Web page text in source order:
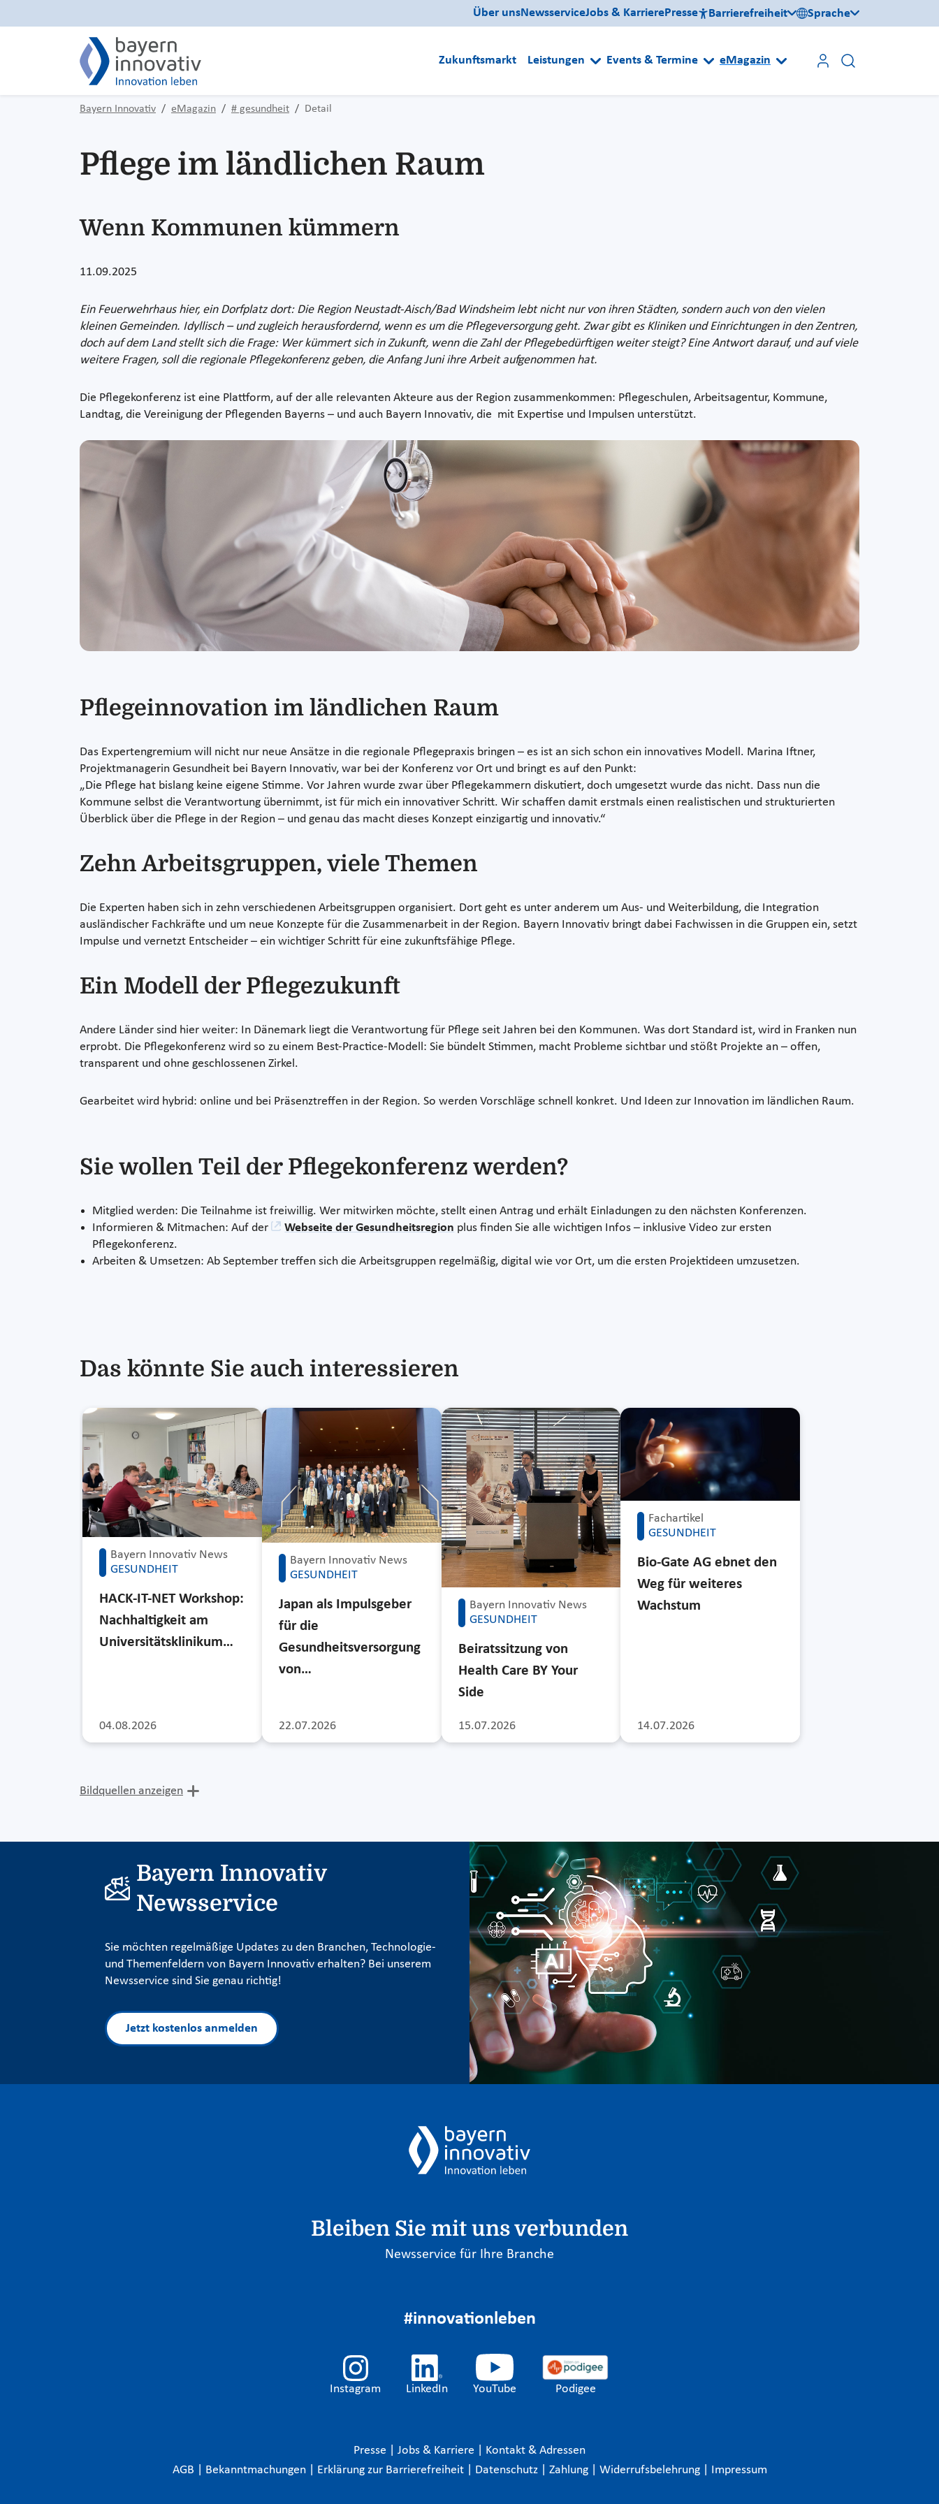
Über unsNewsserviceJobs & KarrierePresse Barrierefreiheit Sprache
Zukunftsmarkt Leistungen Events & Termine eMagazin
Bayern Innovativ eMagazin # gesundheit Detail
Pflege im ländlichen Raum
Wenn Kommunen kümmern
11.09.2025
Ein Feuerwehrhaus hier, ein Dorfplatz dort: Die Region Neustadt-Aisch/Bad Windsheim lebt nicht nur von ihren Städten, sondern auch von den vielen
kleinen Gemeinden. Idyllisch – und zugleich herausfordernd, wenn es um die Pflegeversorgung geht. Zwar gibt es Kliniken und Einrichtungen in den Zentren,
doch auf dem Land stellt sich die Frage: Wer kümmert sich in Zukunft, wenn die Zahl der Pflegebedürftigen weiter steigt? Eine Antwort darauf, und auf viele
weitere Fragen, soll die regionale Pflegekonferenz geben, die Anfang Juni ihre Arbeit aufgenommen hat.
Die Pflegekonferenz ist eine Plattform, auf der alle relevanten Akteure aus der Region zusammenkommen: Pflegeschulen, Arbeitsagentur, Kommune,
Landtag, die Vereinigung der Pflegenden Bayerns – und auch Bayern Innovativ, die mit Expertise und Impulsen unterstützt.
Pflegeinnovation im ländlichen Raum
Das Expertengremium will nicht nur neue Ansätze in die regionale Pflegepraxis bringen – es ist an sich schon ein innovatives Modell. Marina Iftner,
Projektmanagerin Gesundheit bei Bayern Innovativ, war bei der Konferenz vor Ort und bringt es auf den Punkt:
„Die Pflege hat bislang keine eigene Stimme. Vor Jahren wurde zwar über Pflegekammern diskutiert, doch umgesetzt wurde das nicht. Dass nun die
Kommune selbst die Verantwortung übernimmt, ist für mich ein innovativer Schritt. Wir schaffen damit erstmals einen realistischen und strukturierten
Überblick über die Pflege in der Region – und genau das macht dieses Konzept einzigartig und innovativ.“
Zehn Arbeitsgruppen, viele Themen
Die Experten haben sich in zehn verschiedenen Arbeitsgruppen organisiert. Dort geht es unter anderem um Aus- und Weiterbildung, die Integration
ausländischer Fachkräfte und um neue Konzepte für die Zusammenarbeit in der Region. Bayern Innovativ bringt dabei Fachwissen in die Gruppen ein, setzt
Impulse und vernetzt Entscheider – ein wichtiger Schritt für eine zukunftsfähige Pflege.
Ein Modell der Pflegezukunft
Andere Länder sind hier weiter: In Dänemark liegt die Verantwortung für Pflege seit Jahren bei den Kommunen. Was dort Standard ist, wird in Franken nun
erprobt. Die Pflegekonferenz wird so zu einem Best-Practice-Modell: Sie bündelt Stimmen, macht Probleme sichtbar und stößt Projekte an – offen,
transparent und ohne geschlossenen Zirkel.
Gearbeitet wird hybrid: online und bei Präsenztreffen in der Region. So werden Vorschläge schnell konkret. Und Ideen zur Innovation im ländlichen Raum.
Sie wollen Teil der Pflegekonferenz werden?
Mitglied werden: Die Teilnahme ist freiwillig. Wer mitwirken möchte, stellt einen Antrag und erhält Einladungen zu den nächsten Konferenzen.
Informieren & Mitmachen: Auf der
Webseite der Gesundheitsregion plus finden Sie alle wichtigen Infos – inklusive Video zur ersten
Pflegekonferenz.
Arbeiten & Umsetzen: Ab September treffen sich die Arbeitsgruppen regelmäßig, digital wie vor Ort, um die ersten Projektideen umzusetzen.
Das könnte Sie auch interessieren
Bayern Innovativ News
GESUNDHEIT
04.08.2026
HACK-IT-NET Workshop:
Nachhaltigkeit am
Universitätsklinikum…
Bayern Innovativ News
GESUNDHEIT
22.07.2026
Japan als Impulsgeber
für die
Gesundheitsversorgung
von…
Bayern Innovativ News
GESUNDHEIT
15.07.2026
Beiratssitzung von
Health Care BY Your
Side
Fachartikel
GESUNDHEIT
14.07.2026
Bio-Gate AG ebnet den
Weg für weiteres
Wachstum
Bildquellen anzeigen
Bayern Innovativ
Newsservice
Sie möchten regelmäßige Updates zu den Branchen, Technologie-
und Themenfeldern von Bayern Innovativ erhalten? Bei unserem
Newsservice sind Sie genau richtig!
Jetzt kostenlos anmelden
Bleiben Sie mit uns verbunden
Newsservice für Ihre Branche
#innovationleben
Instagram LinkedIn YouTube Podigee
Presse Jobs & Karriere
Kontakt & Adressen
AGB
Bekanntmachungen Erklärung zur Barrierefreiheit Datenschutz Zahlung Widerrufsbelehrung Impressum